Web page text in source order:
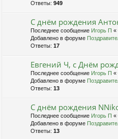
Ответы: 949
С днём рождения
Последнее сообщение Игорь П «
Добавлено в форуме
Ответы: 17
Евгений Ч, с Днём
Последнее сообщение Игорь П «
Добавлено в форуме
Ответы: 13
С днём рождения
Последнее сообщение Игорь П «
Добавлено в форуме
Ответы: 13